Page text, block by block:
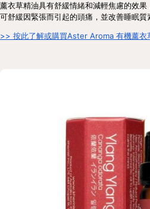
薰衣草精油具有舒緩情緒和減輕焦慮的效
可舒緩因緊張而引起的頭痛，並改善睡眠質
>> 按此了解或購買Aster Aroma 有機薰衣